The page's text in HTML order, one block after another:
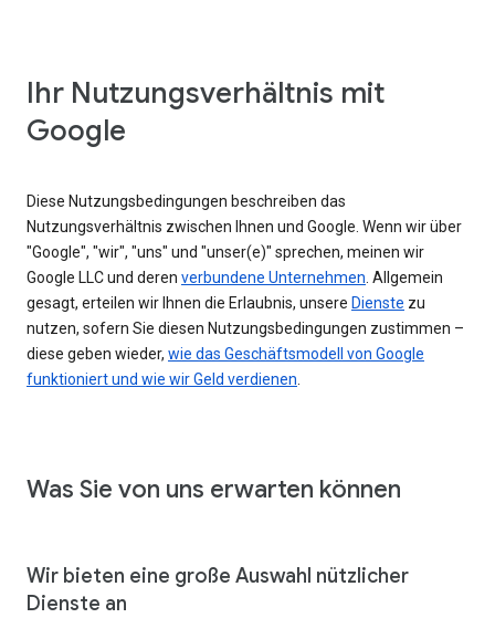
Ihr Nutzungsverhältnis mit
Google
Diese Nutzungsbedingungen beschreiben das
Nutzungsverhältnis zwischen Ihnen und Google. Wenn wir über
"Google", "wir", "uns" und "unser(e)" sprechen, meinen wir
Google LLC und deren verbundene Unternehmen . Allgemein
gesagt, erteilen wir Ihnen die Erlaubnis, unsere Dienste zu
nutzen, sofern Sie diesen Nutzungsbedingungen zustimmen –
diese geben wieder, wie das Geschäftsmodell von Google
funktioniert und wie wir Geld verdienen
Was Sie von uns erwarten können
Wir bieten eine große Auswahl nützlicher
Dienste an